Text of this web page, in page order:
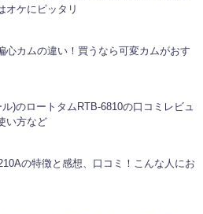
オケにピッタリ
心カムの違い！買うなら可変カムがおす
)のロートタムRTB-6810の口コミレビュ
い方など
の特徴と感想、口コミ！こんな人にお